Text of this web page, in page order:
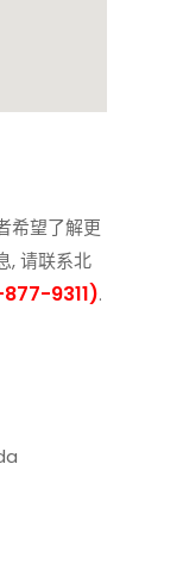
希望了解更
, 请联系北
9311).